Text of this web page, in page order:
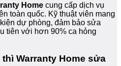
Home cung cấp dịch vụ
toàn quốc. Kỹ thuật viên mang
dự phòng, đảm bảo sửa
tiên với hơn 90% ca hỏng
Warranty Home sửa